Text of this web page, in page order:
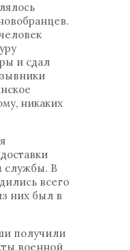
и сдал
никаких
службы. В
всего
них был в
получили
военной